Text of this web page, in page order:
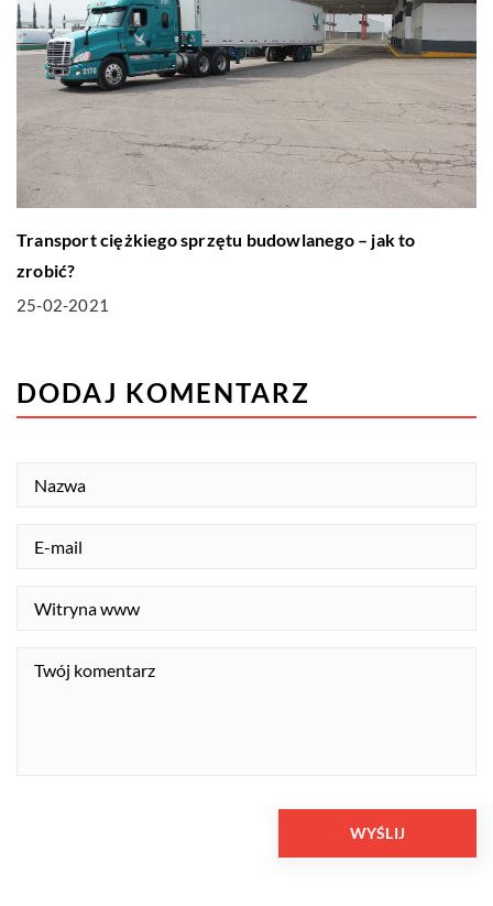
Transport ciężkiego sprzętu budowlanego – jak to
zrobić?
25-02-2021
DODAJ KOMENTARZ